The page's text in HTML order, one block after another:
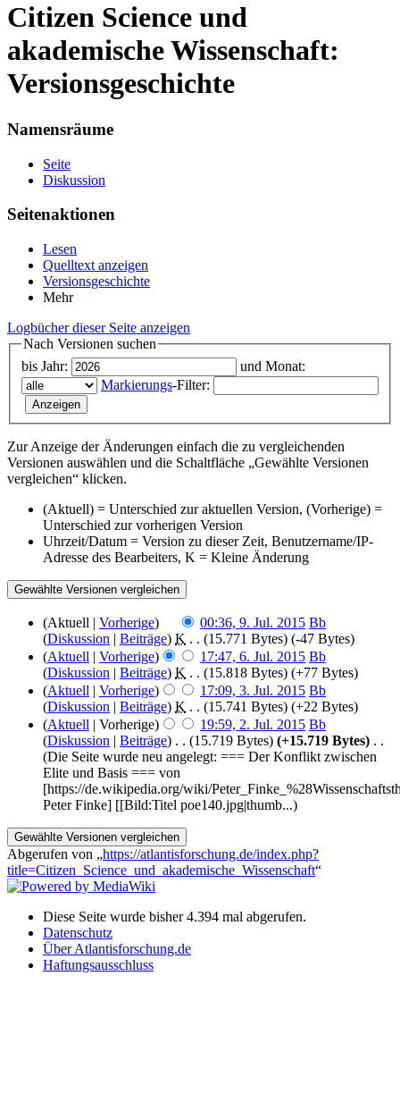
Citizen Science und
akademische Wissenschaft:
Versionsgeschichte
Namensräume
Seite
Diskussion
Seitenaktionen
Lesen
Quelltext anzeigen
Versionsgeschichte
Mehr
Logbücher dieser Seite anzeigen
Nach Versionen suchen
bis Jahr:
und Monat:
Markierungs-Filter:
Zur Anzeige der Änderungen einfach die zu vergleichenden
Versionen auswählen und die Schaltfläche „Gewählte Versionen
vergleichen“ klicken.
(Aktuell) = Unterschied zur aktuellen Version, (Vorherige) =
Unterschied zur vorherigen Version
Uhrzeit/Datum = Version zu dieser Zeit, Benutzername/IP-
Adresse des Bearbeiters, K = Kleine Änderung
(Aktuell | Vorherige) 00:36, 9. Jul. 2015 Bb
(Diskussion | Beiträge) K . . (15.771 Bytes) (-47 Bytes)
(Aktuell | Vorherige) 17:47, 6. Jul. 2015 Bb
(Diskussion | Beiträge) K . . (15.818 Bytes) (+77 Bytes)
(Aktuell | Vorherige) 17:09, 3. Jul. 2015 Bb
(Diskussion | Beiträge) K . . (15.741 Bytes) (+22 Bytes)
(Aktuell | Vorherige) 19:59, 2. Jul. 2015 Bb
(Diskussion | Beiträge) . . (15.719 Bytes) (+15.719 Bytes) . .
(Die Seite wurde neu angelegt: === Der Konflikt zwischen
Elite und Basis === von
[https://de.wikipedia.org/wiki/
Peter Finke] [[Bild:Titel poe140.jpg|thumb...)
Abgerufen von „https://atlantisforschung.de/index.php?
title=Citizen_Science_und_akademische_Wissenschaft“
Diese Seite wurde bisher 4.394 mal abgerufen.
Datenschutz
Über Atlantisforschung.de
Haftungsausschluss